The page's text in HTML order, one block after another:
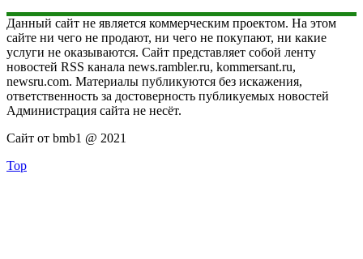
Данный сайт не является коммерческим проектом. На этом
сайте ни чего не продают, ни чего не покупают, ни какие
услуги не оказываются. Сайт представляет собой ленту
новостей RSS канала news.rambler.ru, kommersant.ru,
newsru.com. Материалы публикуются без искажения,
ответственность за достоверность публикуемых новостей
Администрация сайта не несёт.
Сайт от bmb1 @ 2021
Top